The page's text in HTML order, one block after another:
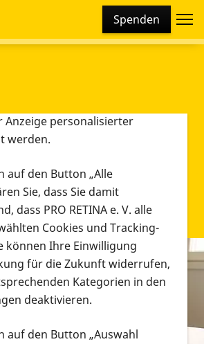
Spenden
verschiedene Cookies und
Dies beinhaltet Cookies und
Anzeige personalisierter
werden.
auf den Button „Alle
Sie, dass Sie damit
dass PRO RETINA e. V. alle
Cookies und Tracking-
können Ihre Einwilligung
für die Zukunft widerrufen,
Kategorien in den
deaktivieren.
auf den Button „Auswahl